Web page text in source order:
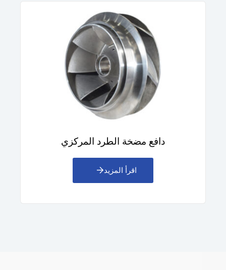
دافع مضخة الطرد المركزي
اقرأ المزيد